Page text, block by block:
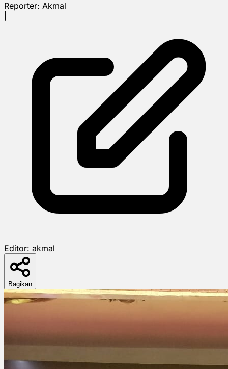
Reporter: Akmal
Editor: akmal
Bagikan